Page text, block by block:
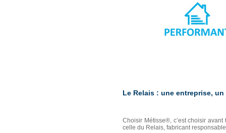
Le Relais : une entreprise, un
Choisir Métisse®, c’est choisir
celle du Relais, fabricant